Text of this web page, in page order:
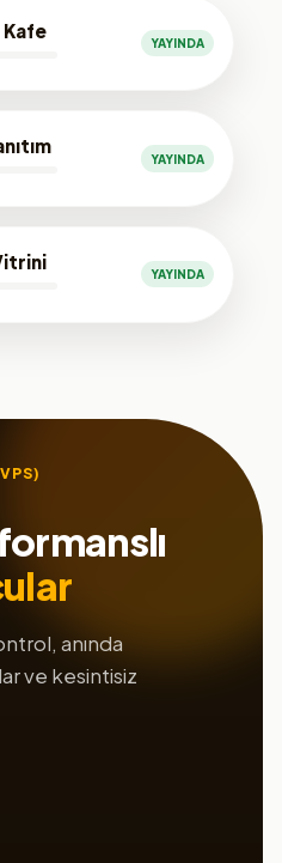
Kafe
YAYINDA
YAYINDA
YAYINDA
anında
ve kesintisiz